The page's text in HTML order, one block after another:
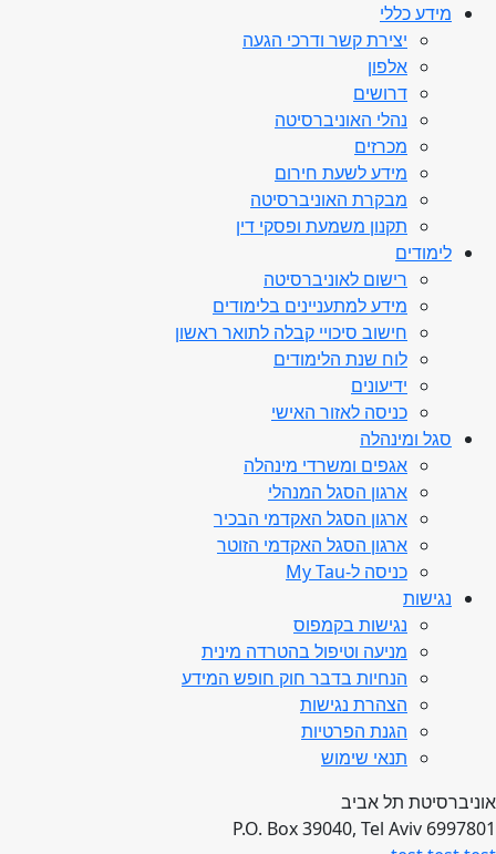
מידע כללי
יצירת קשר ודרכי הגעה
אלפון
דרושים
נהלי האוניברסיטה
מכרזים
מידע לשעת חירום
מבקרת האוניברסיטה
תקנון משמעת ופסקי דין
לימודים
רישום לאוניברסיטה
מידע למתעניינים בלימודים
חישוב סיכויי קבלה לתואר ראשון
לוח שנת הלימודים
ידיעונים
כניסה לאזור האישי
סגל ומינהלה
אגפים ומשרדי מינהלה
ארגון הסגל המנהלי
ארגון הסגל האקדמי הבכיר
ארגון הסגל האקדמי הזוטר
כניסה ל-My Tau
נגישות
נגישות בקמפוס
מניעה וטיפול בהטרדה מינית
הנחיות בדבר חוק חופש המידע
הצהרת נגישות
הגנת הפרטיות
תנאי שימוש
אוניברסיטת תל אביב
P.O. Box 39040, Tel Aviv 6997801